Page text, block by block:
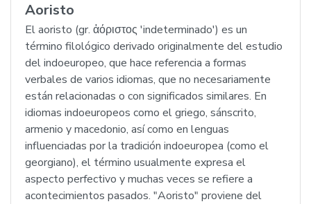
Aoristo
El aoristo (gr. ἀόριστος 'indeterminado') es un
término filológico derivado originalmente del estudio
del indoeuropeo, que hace referencia a formas
verbales de varios idiomas, que no necesariamente
están relacionadas o con significados similares. En
idiomas indoeuropeos como el griego, sánscrito,
armenio y macedonio, así como en lenguas
influenciadas por la tradición indoeuropea (como el
georgiano), el término usualmente expresa el
aspecto perfectivo y muchas veces se refiere a
acontecimientos pasados. "Aoristo" proviene del